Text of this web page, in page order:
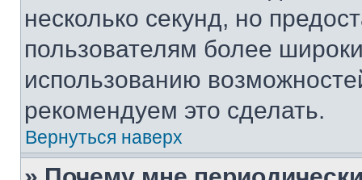
несколько секунд, но
пользователям более
использованию
рекомендуем это сделать.
Вернуться наверх